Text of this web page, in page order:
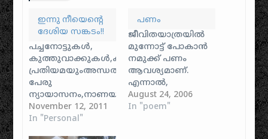
ഇന്നു നീയെന്റെ
ദേശിയ സങ്കടം!!
പച്ചനോട്ടുകൾ,
കുത്തുവാക്കുകൾ,കണ്ണുകെട്ടിയ
പ്രതിയമയുംഅന്ധതയ്‌ക്കിന്നു
പേരു
ന്യായാസനം,നാണയം
തിന്നു ചീർത്ത
കുടിലതഇന്നു
November 12, 2011
In "Personal"
പണം
ജീവിതയാത്രയിൽ
മുന്നോട്ട് പോകാൻ
നമുക്ക് പണം
ആവശ്യമാണ്.
എന്നാൽ,
പലപ്പോഴും നാം
പണത്തിന്
August 24, 2006
In "poem"